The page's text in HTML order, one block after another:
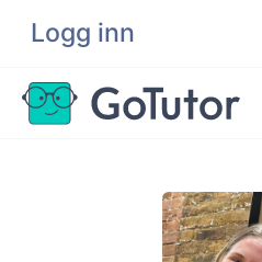
Logg inn
Søk
Privatundervisning
Matematikk